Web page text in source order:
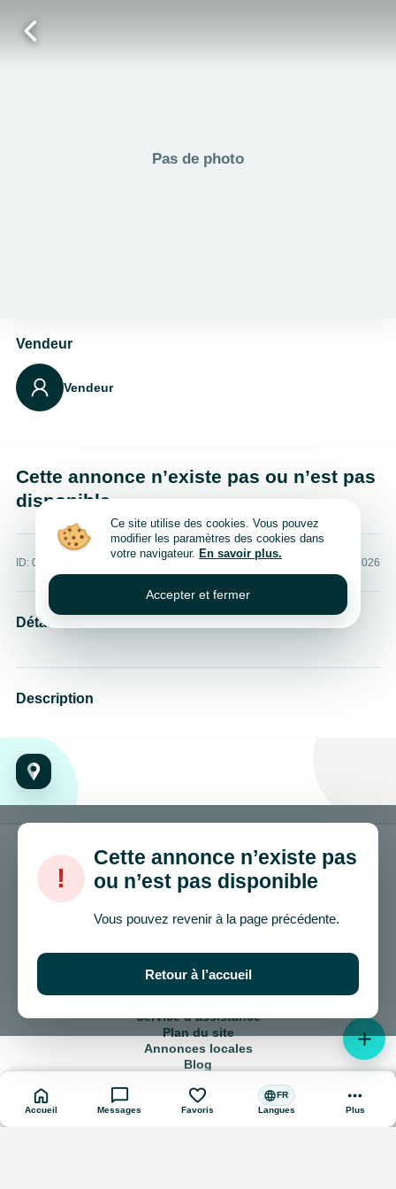
add
home
Accueil
chat_bubble
Messages
favorite
Favoris
languageFR
Langues
more_horiz
Plus
Pas de photo
Cette annonce n’existe pas ou n’est pas
disponible
ID: 0 Publié: 9 août 2026
Détails
Description
Vendeur
Vendeur
!
Cette annonce n’existe pas
ou n’est pas disponible
Vous pouvez revenir à la page précédente.
Retour à l’accueil
Ce site utilise des cookies. Vous pouvez
modifier les paramètres des cookies dans
votre navigateur. En savoir plus.
Accepter et fermer
Comment vendre et acheter ?
Accord d’utilisation
Service d’assistance
Plan du site
Annonces locales
Blog